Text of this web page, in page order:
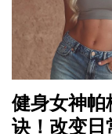
健身女神帕
诀！改变日